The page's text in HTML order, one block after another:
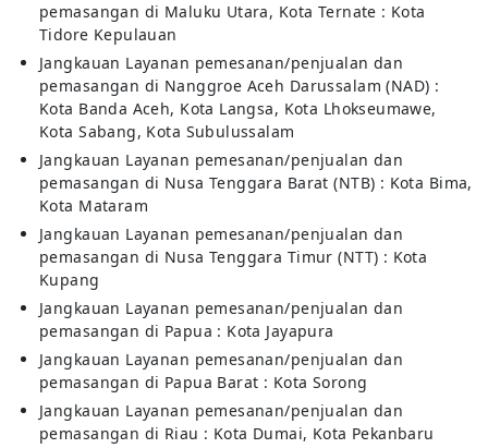
pemasangan di Maluku Utara, Kota Ternate : Kota
Tidore Kepulauan
Jangkauan Layanan pemesanan/penjualan dan
pemasangan di Nanggroe Aceh Darussalam (NAD) :
Kota Banda Aceh, Kota Langsa, Kota Lhokseumawe,
Kota Sabang, Kota Subulussalam
Jangkauan Layanan pemesanan/penjualan dan
pemasangan di Nusa Tenggara Barat (NTB) : Kota Bima,
Kota Mataram
Jangkauan Layanan pemesanan/penjualan dan
pemasangan di Nusa Tenggara Timur (NTT) : Kota
Kupang
Jangkauan Layanan pemesanan/penjualan dan
pemasangan di Papua : Kota Jayapura
Jangkauan Layanan pemesanan/penjualan dan
pemasangan di Papua Barat : Kota Sorong
Jangkauan Layanan pemesanan/penjualan dan
pemasangan di Riau : Kota Dumai, Kota Pekanbaru